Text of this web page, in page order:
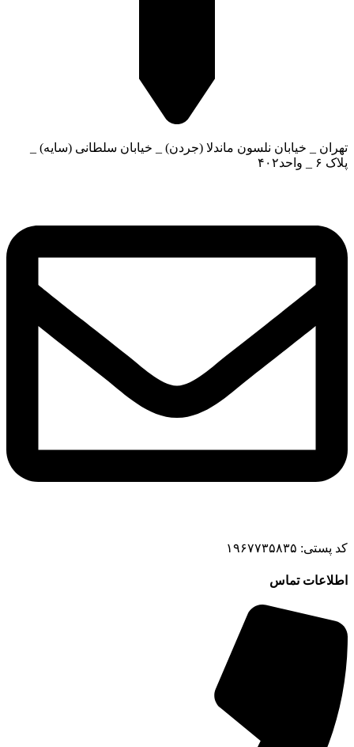
تهران _ خیابان نلسون ماندلا (جردن) _ خیابان سلطانی (سایه) _
پلاک ۶ _ واحد۴۰۲
کد پستی: ۱۹۶۷۷۳۵۸۳۵
اطلاعات تماس